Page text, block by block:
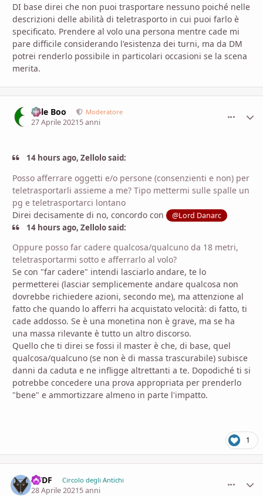
DI base direi che non puoi trasportare nessuno poiché nelle
descrizioni delle abilità di teletrasporto in cui puoi farlo è
specificato. Prendere al volo una persona mentre cade mi
pare difficile considerando l'esistenza dei turni, ma da DM
potrei renderlo possibile in particolari occasioni se la scena
merita.
Bille Boo Moderatore
27 Aprile 20215 anni
14 hours ago, Zellolo said:
Posso afferrare oggetti e/o persone (consenzienti e non) per
teletrasportarli assieme a me? Tipo mettermi sulle spalle un
pg e teletrasportarci lontano
Direi decisamente di no, concordo con
@Lord Danarc
14 hours ago, Zellolo said:
Oppure posso far cadere qualcosa/qualcuno da 18 metri,
teletrasportarmi sotto e afferrarlo al volo?
Se con "far cadere" intendi lasciarlo andare, te lo
permetterei (lasciar semplicemente andare qualcosa non
dovrebbe richiedere azioni, secondo me), ma attenzione al
fatto che quando lo afferri ha acquistato velocità: di fatto, ti
cade addosso. Se è una monetina non è grave, ma se ha
una massa rilevante è tutto un altro discorso.
Quello che ti direi se fossi il master è che, di base, quel
qualcosa/qualcuno (se non è di massa trascurabile) subisce
danni da caduta e ne infligge altrettanti a te. Dopodiché ti si
potrebbe concedere una prova appropriata per prenderlo
"bene" e ammortizzare almeno in parte l'impatto.
1
AVDF Circolo degli Antichi
28 Aprile 20215 anni